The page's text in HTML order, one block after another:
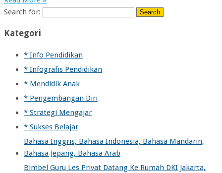
Search for:
Kategori
* Info Pendidikan
* Infografis Pendidikan
* Mendidik Anak
* Pengembangan Diri
* Strategi Mengajar
* Sukses Belajar
Bahasa Inggris, Bahasa Indonesia, Bahasa Mandarin,
Bahasa Jepang, Bahasa Arab
Bimbel Guru Les Privat Datang Ke Rumah DKI Jakarta,